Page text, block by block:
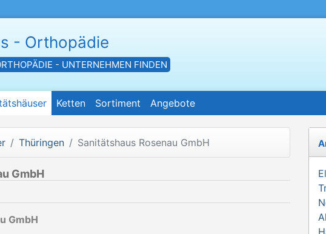
- Orthopädie
- UNTERNEHMEN FINDEN
Ketten Sortiment Angebote
Thüringen Sanitätshaus Rosenau GmbH
GmbH
GmbH